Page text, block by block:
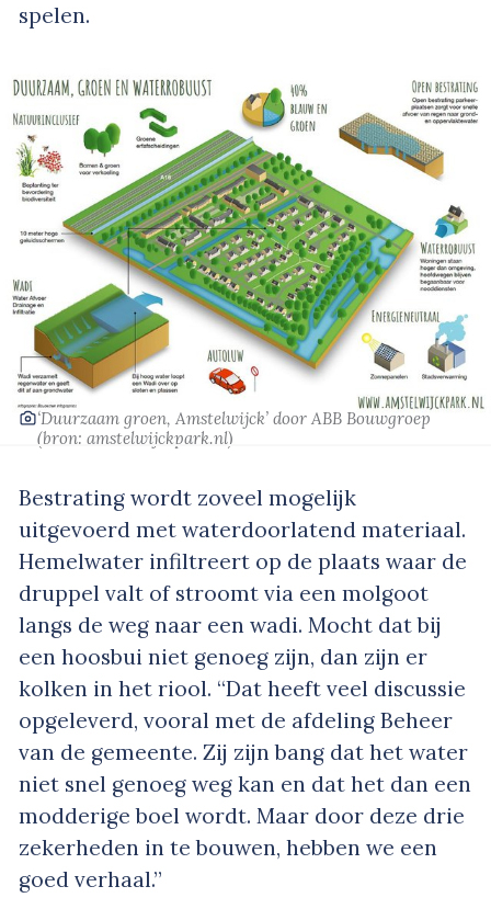
spelen.
‘Duurzaam groen, Amstelwijck’ door ABB Bouwgroep
(bron: amstelwijckpark.nl)
Bestrating wordt zoveel mogelijk
uitgevoerd met waterdoorlatend materiaal.
Hemelwater infiltreert op de plaats waar de
druppel valt of stroomt via een molgoot
langs de weg naar een wadi. Mocht dat bij
een hoosbui niet genoeg zijn, dan zijn er
kolken in het riool. “Dat heeft veel discussie
opgeleverd, vooral met de afdeling Beheer
van de gemeente. Zij zijn bang dat het water
niet snel genoeg weg kan en dat het dan een
modderige boel wordt. Maar door deze drie
zekerheden in te bouwen, hebben we een
goed verhaal.”